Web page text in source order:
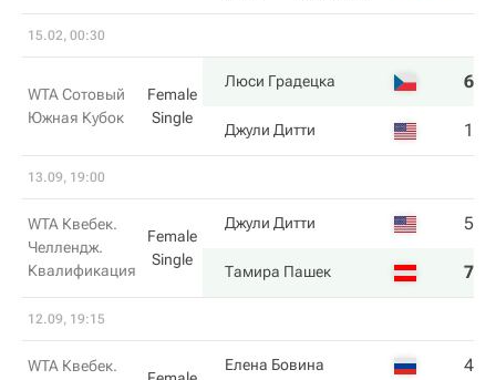
15.02, 00:30
WTA Сотовый
Южная Кубок
Female
Single
Люси Градецка 6
Джули Дитти 1
13.09, 19:00
WTA Квебек.
Челлендж.
Квалификация
Female
Single
Джули Дитти 5
Тамира Пашек 7
12.09, 19:15
WTA Квебек.
Елена Бовина 4